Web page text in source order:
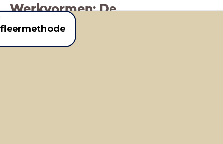
Werkvormen: De
Souffleermethode